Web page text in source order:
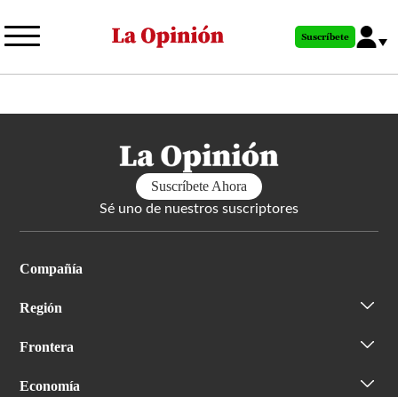
al
principal
Suscríbete
Suscríbete Ahora
Sé uno de nuestros suscriptores
Compañía
Región
Frontera
Economía